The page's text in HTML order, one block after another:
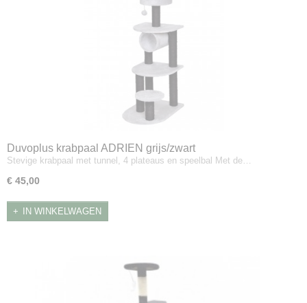
Duvoplus krabpaal ADRIEN grijs/zwart
Stevige krabpaal met tunnel, 4 plateaus en speelbal Met de…
€ 45,00
IN WINKELWAGEN